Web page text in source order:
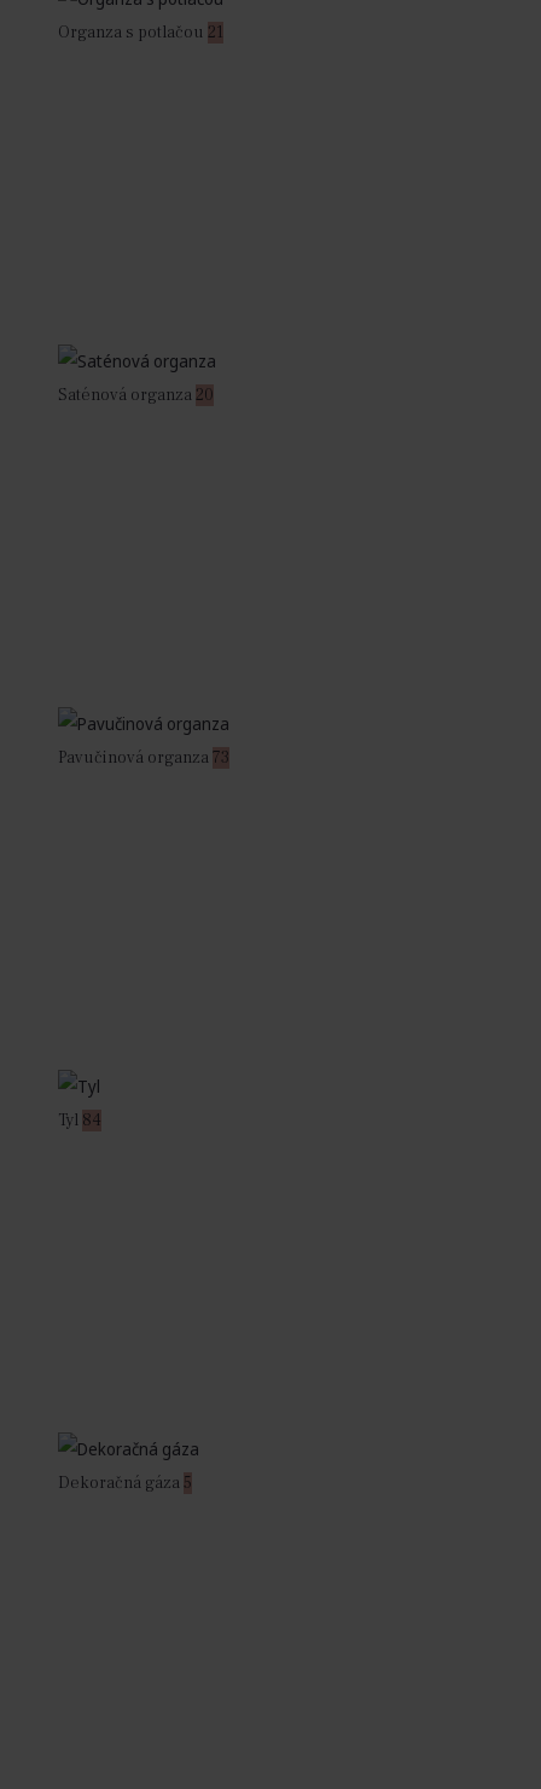
Organza s potlačou 21
Saténová organza 20
Pavučinová organza 73
Tyl 84
Dekoračná gáza 5